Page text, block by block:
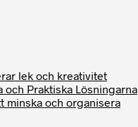
lek och kreativitet
och Praktiska Lösningarna
minska och organisera